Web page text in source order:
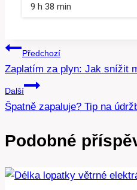
9 h 38 min
Navigace
pro
příspěvek
Předchozí
Zaplatím za plyn: Jak snížit
Další
Špatně zapaluje? Tip na
Podobné